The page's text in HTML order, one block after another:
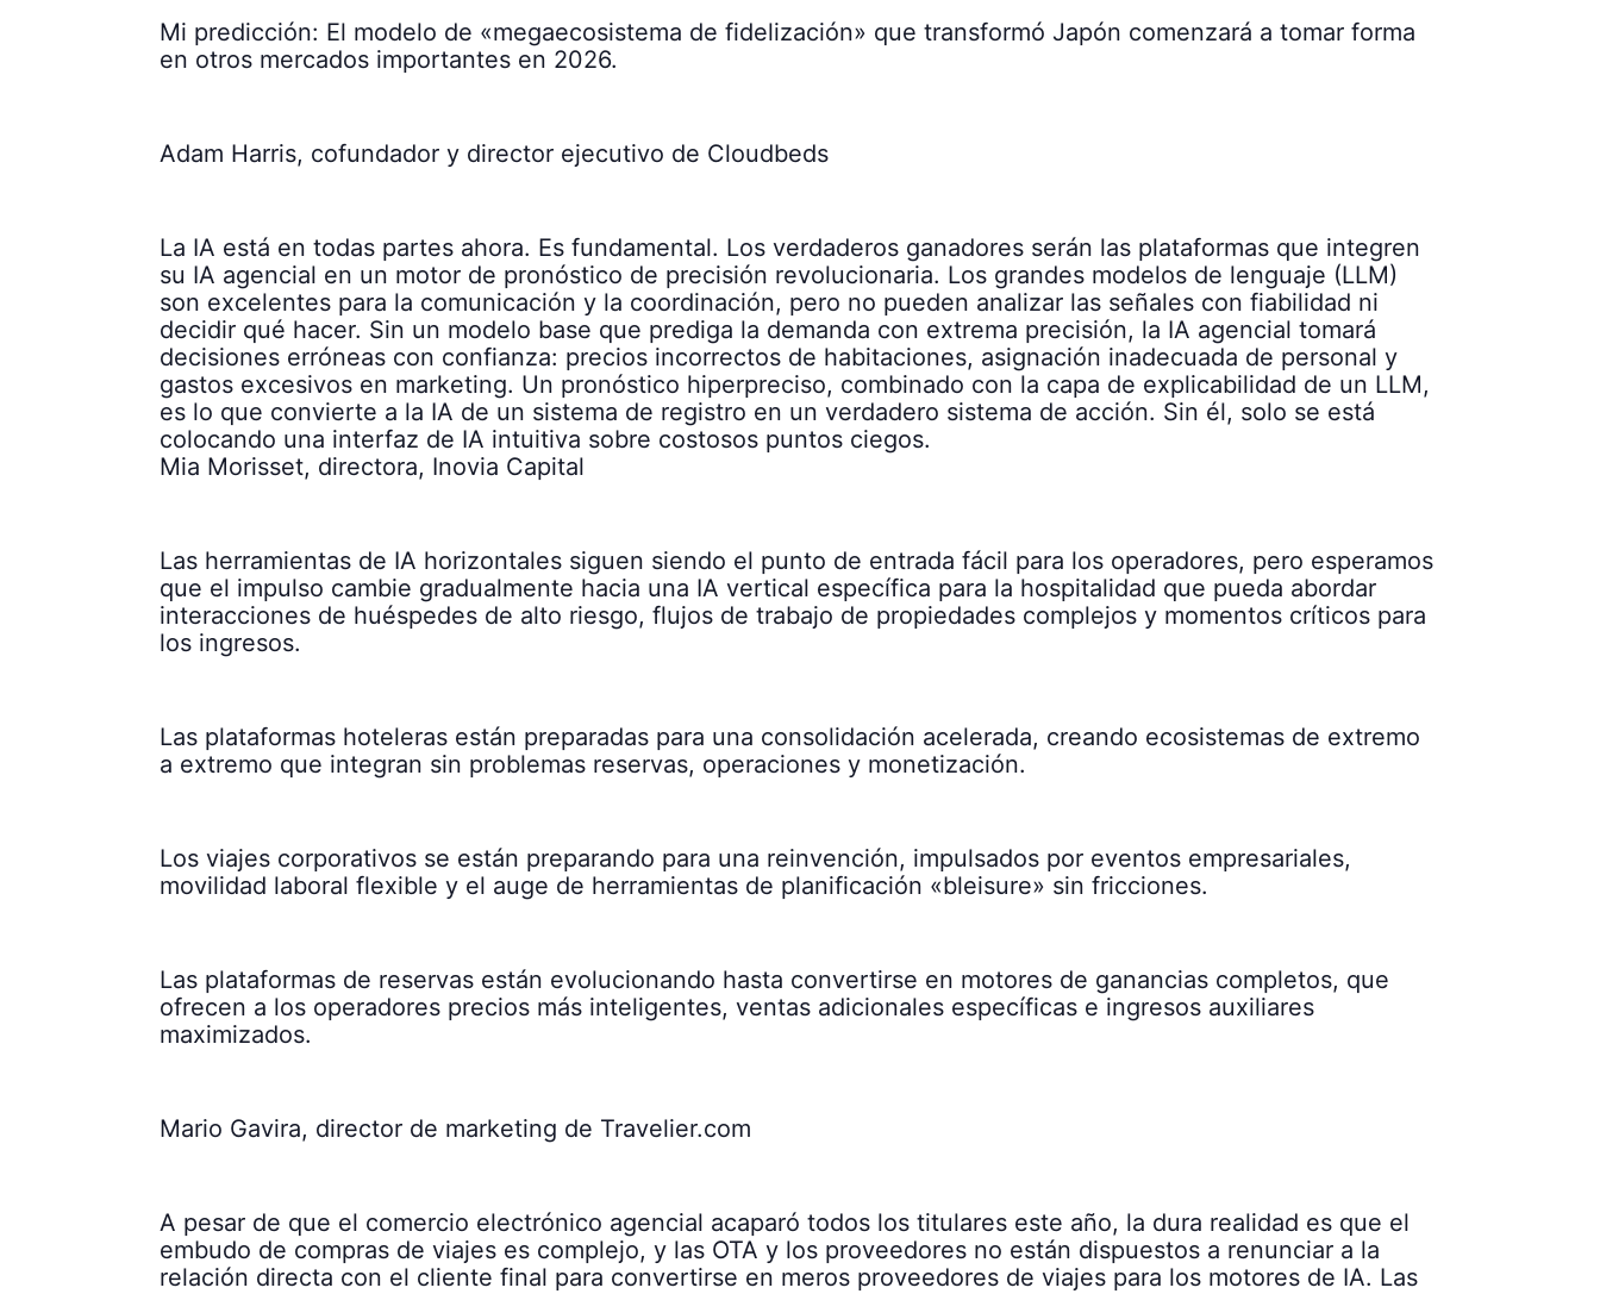
Mi predicción: El modelo de «megaecosistema de fidelización» que transformó Japón comenzará a tomar forma
en otros mercados importantes en 2026.
Adam Harris, cofundador y director ejecutivo de Cloudbeds
La IA está en todas partes ahora. Es fundamental. Los verdaderos ganadores serán las plataformas que integren
su IA agencial en un motor de pronóstico de precisión revolucionaria. Los grandes modelos de lenguaje (LLM)
son excelentes para la comunicación y la coordinación, pero no pueden analizar las señales con fiabilidad ni
decidir qué hacer. Sin un modelo base que prediga la demanda con extrema precisión, la IA agencial tomará
decisiones erróneas con confianza: precios incorrectos de habitaciones, asignación inadecuada de personal y
gastos excesivos en marketing. Un pronóstico hiperpreciso, combinado con la capa de explicabilidad de un LLM,
es lo que convierte a la IA de un sistema de registro en un verdadero sistema de acción. Sin él, solo se está
colocando una interfaz de IA intuitiva sobre costosos puntos ciegos.
Mia Morisset, directora, Inovia Capital
Las herramientas de IA horizontales siguen siendo el punto de entrada fácil para los operadores, pero esperamos
que el impulso cambie gradualmente hacia una IA vertical específica para la hospitalidad que pueda abordar
interacciones de huéspedes de alto riesgo, flujos de trabajo de propiedades complejos y momentos críticos para
los ingresos.
Las plataformas hoteleras están preparadas para una consolidación acelerada, creando ecosistemas de extremo
a extremo que integran sin problemas reservas, operaciones y monetización.
Los viajes corporativos se están preparando para una reinvención, impulsados por eventos empresariales,
movilidad laboral flexible y el auge de herramientas de planificación «bleisure» sin fricciones.
Las plataformas de reservas están evolucionando hasta convertirse en motores de ganancias completos, que
ofrecen a los operadores precios más inteligentes, ventas adicionales específicas e ingresos auxiliares
maximizados.
Mario Gavira, director de marketing de Travelier.com
A pesar de que el comercio electrónico agencial acaparó todos los titulares este año, la dura realidad es que el
embudo de compras de viajes es complejo, y las OTA y los proveedores no están dispuestos a renunciar a la
relación directa con el cliente final para convertirse en meros proveedores de viajes para los motores de IA. Las